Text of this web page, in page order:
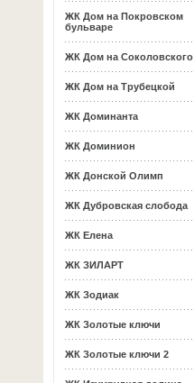
ЖК Дом на Покровском
бульваре
ЖК Дом на Соколовского
ЖК Дом на Трубецкой
ЖК Доминанта
ЖК Доминион
ЖК Донской Олимп
ЖК Дубровская слобода
ЖК Елена
ЖК ЗИЛАРТ
ЖК Зодиак
ЖК Золотые ключи
ЖК Золотые ключи 2